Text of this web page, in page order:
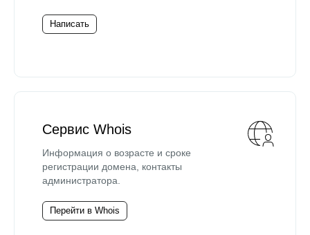
Написать
Сервис Whois
Информация о возрасте и сроке
регистрации домена, контакты
администратора.
Перейти в Whois